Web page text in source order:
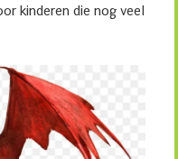
kinderen die nog veel